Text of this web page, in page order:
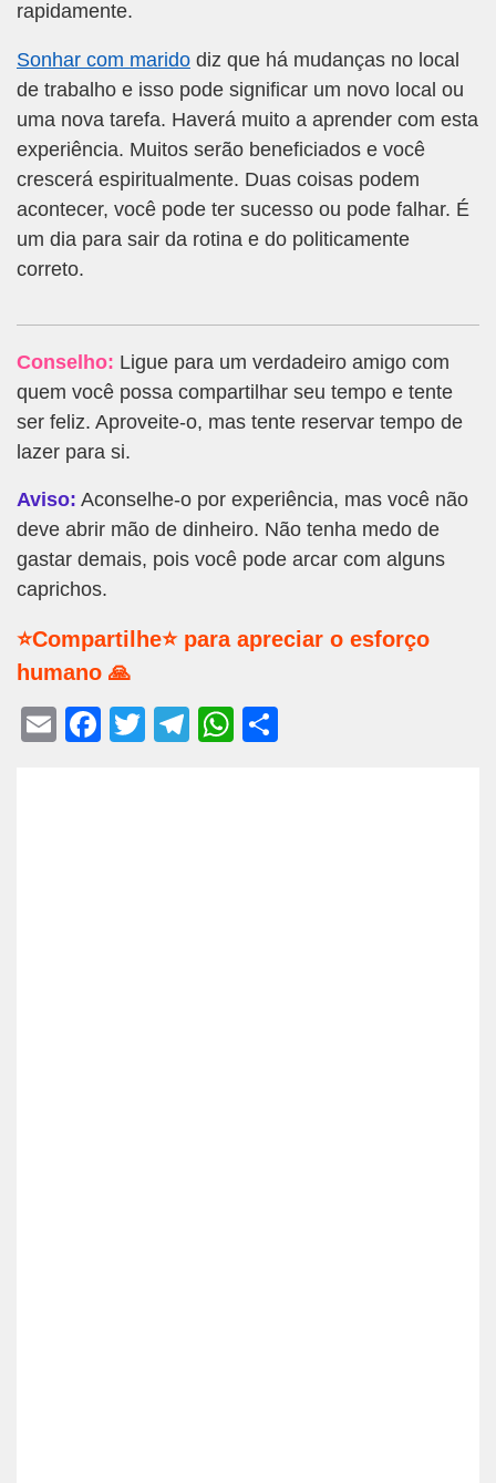
rapidamente.
Sonhar com marido diz que há mudanças no local
de trabalho e isso pode significar um novo local ou
uma nova tarefa. Haverá muito a aprender com esta
experiência. Muitos serão beneficiados e você
crescerá espiritualmente. Duas coisas podem
acontecer, você pode ter sucesso ou pode falhar. É
um dia para sair da rotina e do politicamente
correto.
Conselho: Ligue para um verdadeiro amigo com
quem você possa compartilhar seu tempo e tente
ser feliz. Aproveite-o, mas tente reservar tempo de
lazer para si.
Aviso: Aconselhe-o por experiência, mas você não
deve abrir mão de dinheiro. Não tenha medo de
gastar demais, pois você pode arcar com alguns
caprichos.
⭐Compartilhe⭐ para apreciar o esforço
humano 🙏
E
F
T
T
W